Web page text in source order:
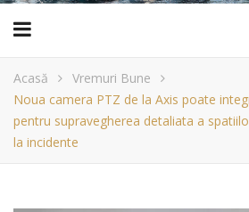
Acasă
Vremuri Bune
Noua camera PTZ de la Axis poate
pentru supravegherea detaliata a
la incidente